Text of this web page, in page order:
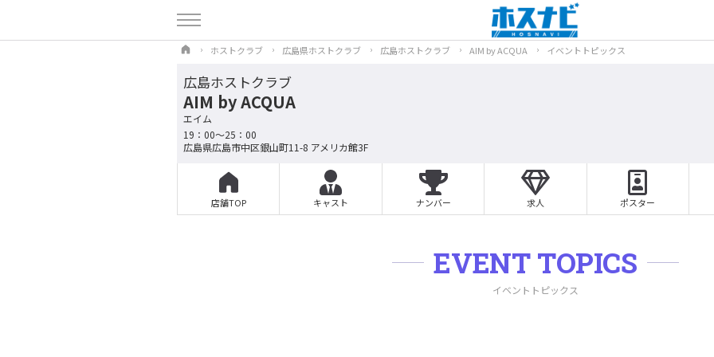
ホストクラブ 広島県ホストクラブ 広島ホストクラブ AIM by ACQUA イベントトピックス
広島ホストクラブ
AIM by ACQUA
エイム
19：00～25：00
広島県広島市中区銀山町11-8 アメリカ館3F
店舗TOP キャスト ナンバー 求人 ポスター
EVENT TOPICS
イベントトピックス